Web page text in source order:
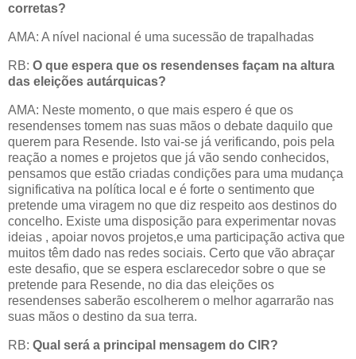
corretas?
AMA: A nível nacional é uma sucessão de trapalhadas
RB: O que espera que os resendenses façam na altura
das eleições autárquicas?
AMA: Neste momento, o que mais espero é que os
resendenses tomem nas suas mãos o debate daquilo que
querem para Resende. Isto vai-se já verificando, pois pela
reação a nomes e projetos que já vão sendo conhecidos,
pensamos que estão criadas condições para uma mudança
significativa na política local e é forte o sentimento que
pretende uma viragem no que diz respeito aos destinos do
concelho. Existe uma disposição para experimentar novas
ideias , apoiar novos projetos,e uma participação activa que
muitos têm dado nas redes sociais. Certo que vão abraçar
este desafio, que se espera esclarecedor sobre o que se
pretende para Resende, no dia das eleições os
resendenses saberão escolherem o melhor agarrarão nas
suas mãos o destino da sua terra.
RB: Qual será a principal mensagem do CIR?